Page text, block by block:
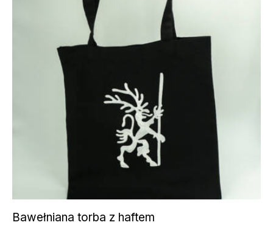
Bawełniana torba z haftem